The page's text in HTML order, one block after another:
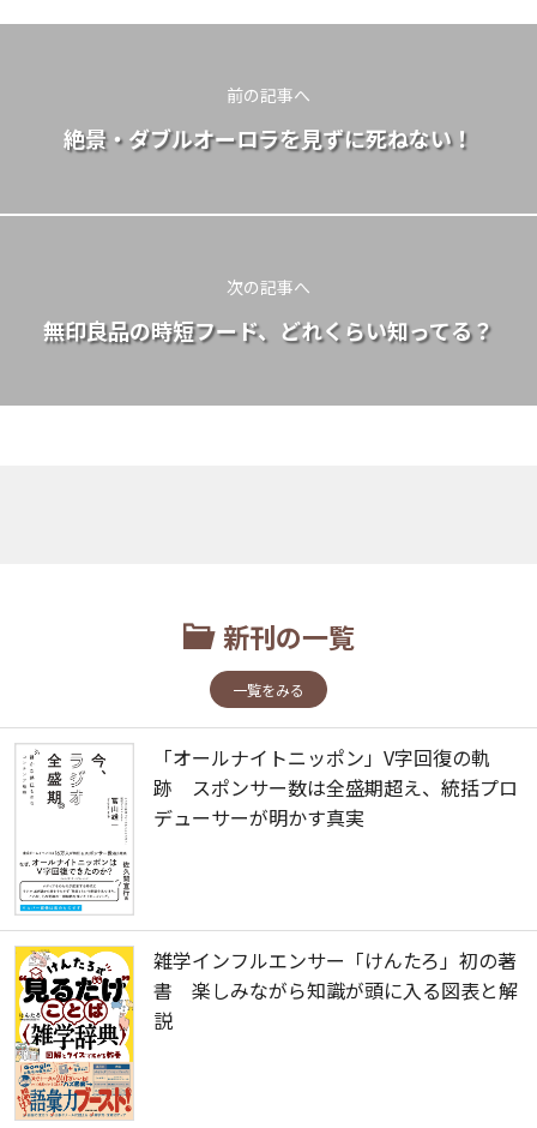
前の記事へ
絶景・ダブルオーロラを見ずに死ねない！
次の記事へ
無印良品の時短フード、どれくらい知ってる？
新刊の一覧
一覧をみる
「オールナイトニッポン」V字回復の軌
跡 スポンサー数は全盛期超え、統括プロ
デューサーが明かす真実
雑学インフルエンサー「けんたろ」初の著
書 楽しみながら知識が頭に入る図表と解
説